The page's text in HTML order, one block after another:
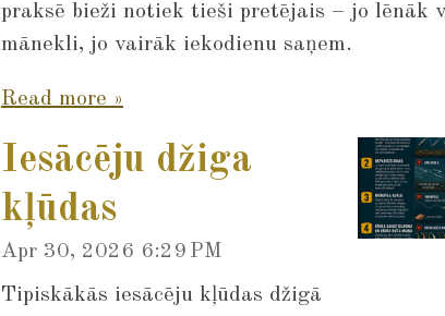
praksē bieži notiek tieši pretējais – jo lēnāk
mānekli, jo vairāk iekodienu saņem.
Read more »
Iesācēju džiga
kļūdas
Apr 30, 2026 6:29 PM
Tipiskākās iesācēju kļūdas džigā